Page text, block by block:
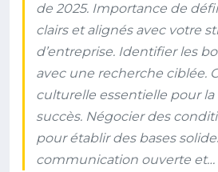
de 2025. Importance de
clairs et alignés avec votre
d’entreprise. Identifier les
avec une recherche ciblée.
culturelle essentielle pour
succès. Négocier des
pour établir des bases
communication ouverte et…